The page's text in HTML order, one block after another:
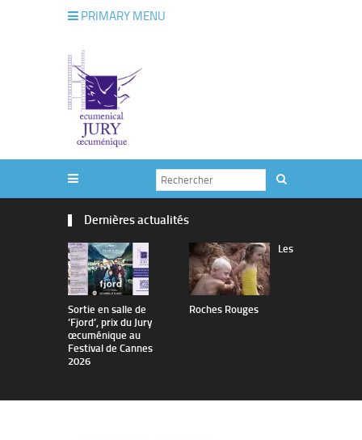
PRIMARY MENU
Dernières actualités
Sortie en salle de
’Fjord’, prix du Jury
œcuménique au
Festival de Cannes
2026
Les
Roches Rouges